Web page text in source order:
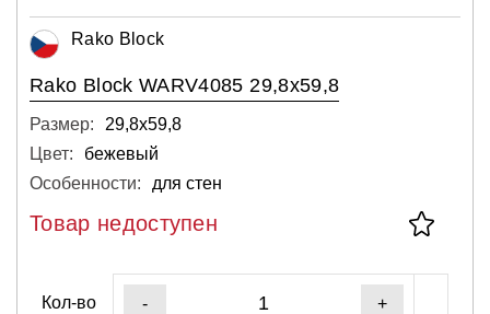
Rako Block
Rako Block WARV4085 29,8x59,8
Размер:
29,8х59,8
Цвет:
бежевый
Особенности:
для стен
Товар недоступен
Кол-во - +